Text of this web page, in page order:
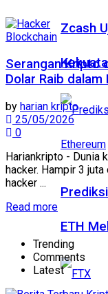
Zcash
ETH
Blockchain
Serangan Kripto
Dolar Raib dalam
by harian kripto
25/05/2026
0
Hariankripto - Dunia
hacker. Hampir 3
hacker ...
Read more
Trending
Comments
Latest